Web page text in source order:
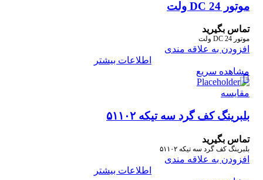
موتور DC 24 ولت
تماس بگیرید
موتور DC 24 ولت
افزودن به علاقه مندی
اطلاعات بیشتر
مشاهده سریع
مقایسه
بلبرینگ کف گرد سه تیکه ۵۱۱۰۲
تماس بگیرید
بلبرینگ کف گرد سه تیکه ۵۱۱۰۲
افزودن به علاقه مندی
اطلاعات بیشتر